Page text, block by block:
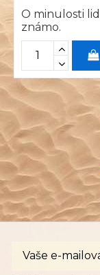
O minulosti
známo.